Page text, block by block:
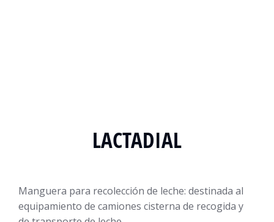
LACTADIAL
Manguera para recolección de leche: destinada al
equipamiento de camiones cisterna de recogida y